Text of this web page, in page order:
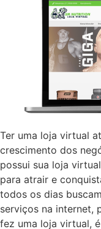
Ter uma loja virtual
crescimento dos
possui sua loja
para atrair e
todos os dias
serviços na internet,
fez uma loja virtual,